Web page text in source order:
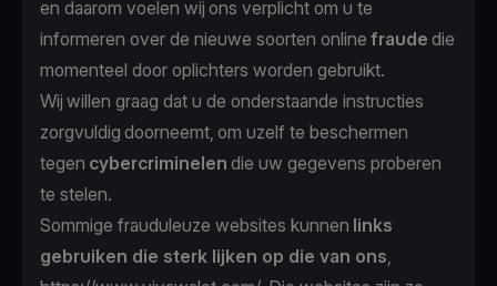
en daarom voelen wij ons verplicht om u te
informeren over de nieuwe soorten online fraude die
momenteel door oplichters worden gebruikt.
Wij willen graag dat u de onderstaande instructies
zorgvuldig doorneemt, om uzelf te beschermen
tegen cybercriminelen die uw gegevens proberen
te stelen.
Sommige frauduleuze websites kunnen links
gebruiken die sterk lijken op die van ons,